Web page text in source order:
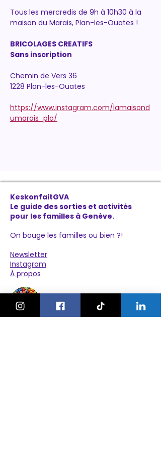
Tous les mercredis de 9h à 10h30 à la
maison du Marais, Plan-les-Ouates !
BRICOLAGES CREATIFS
Sans inscription
Chemin de Vers 36
1228 Plan-les-Ouates
https://www.instagram.com/lamaisond
umarais_plo/
KeskonfaitGVA
Le guide des sorties et activités
pour les familles à Genève.
On bouge les familles ou bien ?!
Newsletter
Instagram
À propos